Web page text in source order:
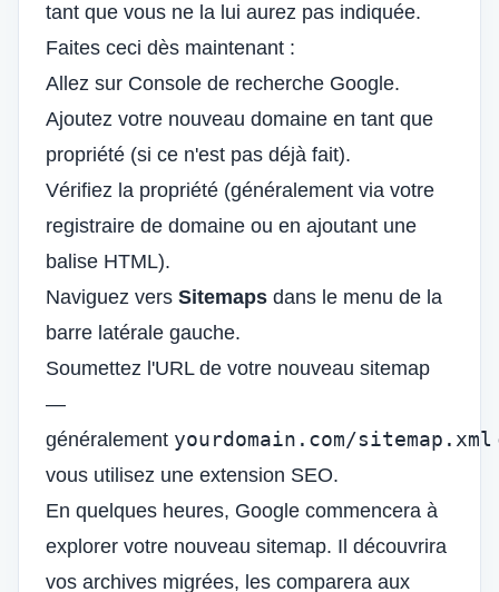
tant que vous ne la lui aurez pas indiquée.
Faites ceci dès maintenant :
Allez sur Console de recherche Google.
Ajoutez votre nouveau domaine en tant que
propriété (si ce n'est pas déjà fait).
Vérifiez la propriété (généralement via votre
registraire de domaine ou en ajoutant une
balise HTML).
Naviguez vers Sitemaps dans le menu de la
barre latérale gauche.
Soumettez l'URL de votre nouveau sitemap
—
généralement yourdomain.com/sitemap.xml
vous utilisez une extension SEO.
En quelques heures, Google commencera à
explorer votre nouveau sitemap. Il découvrira
vos archives migrées, les comparera aux